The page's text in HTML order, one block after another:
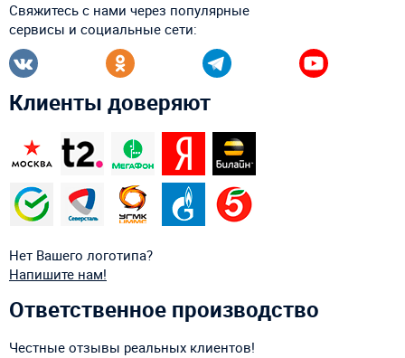
Свяжитесь с нами через популярные
сервисы и социальные сети:
Клиенты доверяют
Нет Вашего логотипа?
Напишите нам!
Ответственное производство
Честные отзывы реальных клиентов!